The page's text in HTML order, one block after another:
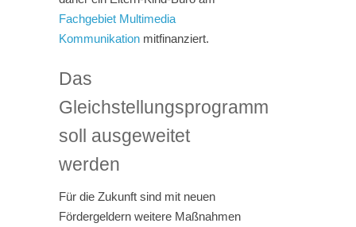
Fachgebiet Multimedia
Kommunikation mitfinanziert.
Das
Gleichstellungsprogramm
soll ausgeweitet
werden
Für die Zukunft sind mit neuen
Fördergeldern weitere Maßnahmen